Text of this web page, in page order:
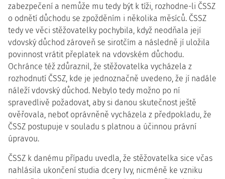
zabezpečení a nemůže mu tedy být k tíži, rozhodne-li ČSSZ
o odnětí důchodu se zpožděním i několika měsíců. ČSSZ
tedy ve věci stěžovatelky pochybila, když neodňala její
vdovský důchod zároveň se sirotčím a následně jí uložila
povinnost vrátit přeplatek na vdovském důchodu.
Ochránce též zdůraznil, že stěžovatelka vycházela z
rozhodnutí ČSSZ, kde je jednoznačně uvedeno, že jí nadále
náleží vdovský důchod. Nebylo tedy možno po ní
spravedlivě požadovat, aby si danou skutečnost ještě
ověřovala, neboť oprávněně vycházela z předpokladu, že
ČSSZ postupuje v souladu s platnou a účinnou právní
úpravou.
ČSSZ k danému případu uvedla, že stěžovatelka sice včas
nahlásila ukončení studia dcery Ivy, nicméně ke vzniku